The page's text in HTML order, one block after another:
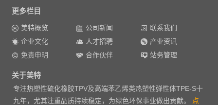
更多栏目
美特概览 公司新闻
联系我们
企业文化
人才招聘
产业资讯
免责申明
合作伙伴 站务管理
关于美特
专注热塑性硫化橡胶TPV及高端苯乙烯类热塑性弹性体TPE-S十
九年，尤其注重品质持续稳定，为绿色环保事业做出贡献。 点